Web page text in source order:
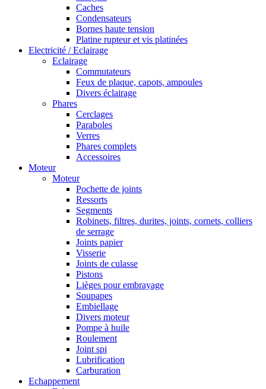
Caches
Condensateurs
Bornes haute tension
Platine rupteur et vis platinées
Electricité / Eclairage
Eclairage
Commutateurs
Feux de plaque, capots, ampoules
Divers éclairage
Phares
Cerclages
Paraboles
Verres
Phares complets
Accessoires
Moteur
Moteur
Pochette de joints
Ressorts
Segments
Robinets, filtres, durites, joints, cornets, colliers
de serrage
Joints papier
Visserie
Joints de culasse
Pistons
Lièges pour embrayage
Soupapes
Embiellage
Divers moteur
Pompe à huile
Roulement
Joint spi
Lubrification
Carburation
Echappement